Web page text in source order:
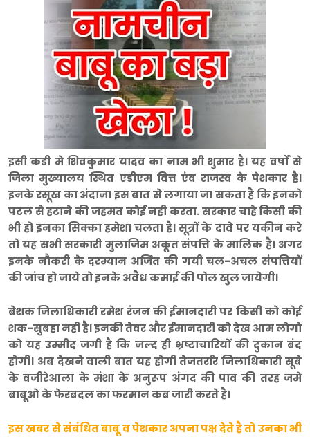
इसी कडी मे शिवकुमार यादव का नाम भी शुमार है। यह वर्षों से
जिला मुख्यालय स्थित एडीएम वित्त एंव राजस्व के पेशकार है।
इनके रसूख का अंदाजा इस बात से लगाया जा सकता है कि इनको
पटल से हटाने की जहमत कोई नही करता. सरकार चाहे किसी की
भी हो इनका सिक्का हमेशा चलता है। सूत्रों के दावे पर यकीन करे
तो यह सभी सरकारी मुलाजिम अकूत संपत्ति के मालिक है। अगर
इनके नौकरी के दरम्यान अर्जित की गयी चल-अचल संपत्तियों
की जांच हो जाये तो इनके अवैध कमाई की पोल खुल जायेगी।
बेशक जिलाधिकारी रमेश रंजन की ईमानदारी पर किसी को कोई
शक-सुबहा नही है। इनकी तेवर और ईमानदारी को देख आम लोगो
को यह उम्मीद जगी है कि जल्द ही भ्रष्टाचारियों की दुकान बंद
होगी। अब देखने वाली बात यह होगी तेजतर्रार जिलाधिकारी सूबे
के वजीरेआला के मंशा के अनुरूप अंगद की पाव की तरह जमे
बाबूओ के फेरबदल का फरमान कब जारी करते है।
इस खबर से संबंधित बाबू व पेशकार अपना पक्ष देते है तो उनका भी